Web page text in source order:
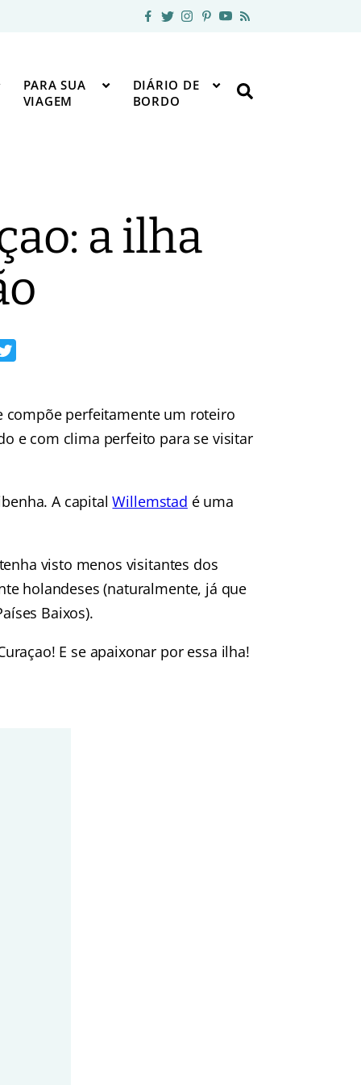
PARA SUA
VIAGEM
DIÁRIO DE
BORDO
a ilha
compõe perfeitamente um roteiro
e com clima perfeito para se visitar
A capitalWillemstad é uma
visto menos visitantes dos
holandeses (naturalmente, já que
Baixos).
E se apaixonar por essa ilha!